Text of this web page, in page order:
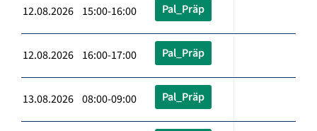
12.08.2026 15:00-16:00 Pal_Präp
12.08.2026 16:00-17:00 Pal_Präp
13.08.2026 08:00-09:00 Pal_Präp